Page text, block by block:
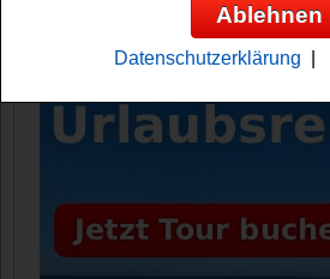
Ablehnen
Datenschutzerklärung